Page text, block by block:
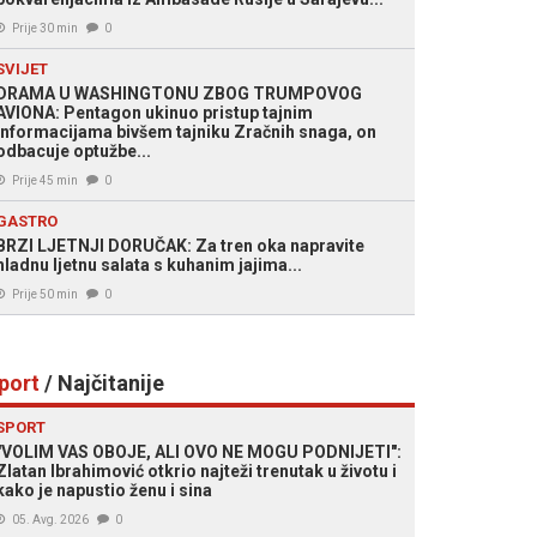
Prije 30 min 0
U WASHINGTONU ZBOG TRUMPOVOG
Pentagon ukinuo pristup tajnim
bivšem tajniku Zračnih snaga, on
optužbe...
Prije 45 min 0
LJETNJI DORUČAK: Za tren oka napravite
ljetnu salata s kuhanim jajima...
Prije 50 min 0
/ Najčitanije
VAS OBOJE, ALI OVO NE MOGU PODNIJETI":
Ibrahimović otkrio najteži trenutak u životu i
je napustio ženu i sina
05. Avg. 2026 0